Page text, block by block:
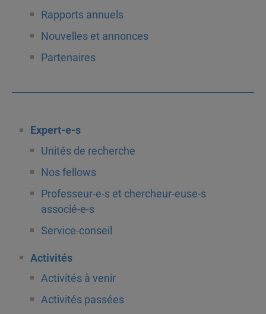
Rapports annuels
Nouvelles et annonces
Partenaires
Expert-e-s
Unités de recherche
Nos fellows
Professeur-e-s et chercheur-euse-s
associé-e-s
Service-conseil
Activités
Activités à venir
Activités passées